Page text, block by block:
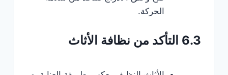
الحركة.
6.3 التأكد من نظافة الأثاث